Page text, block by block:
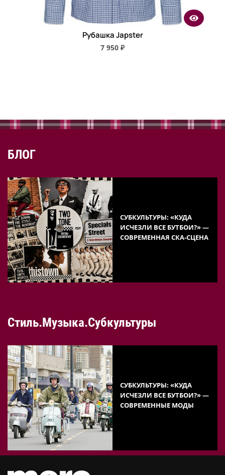
Рубашка Japster
7 950 ₽
БЛОГ
СУБКУЛЬТУРЫ: «КУДА
ИСЧЕЗЛИ ВСЕ БУТБОИ?» —
СОВРЕМЕННАЯ СКА-СЦЕНА
Стиль.Музыка.Субкультуры
СУБКУЛЬТУРЫ: «КУДА
ИСЧЕЗЛИ ВСЕ БУТБОИ?» —
СОВРЕМЕННЫЕ МОДЫ